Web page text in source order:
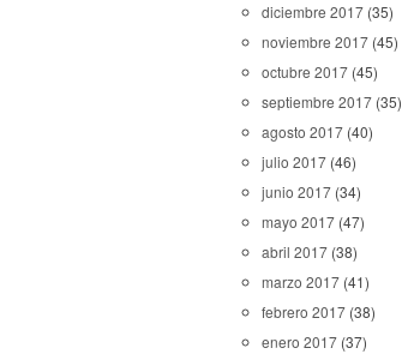
diciembre 2017 (35)
noviembre 2017 (45)
octubre 2017 (45)
septiembre 2017 (35)
agosto 2017 (40)
julio 2017 (46)
junio 2017 (34)
mayo 2017 (47)
abril 2017 (38)
marzo 2017 (41)
febrero 2017 (38)
enero 2017 (37)